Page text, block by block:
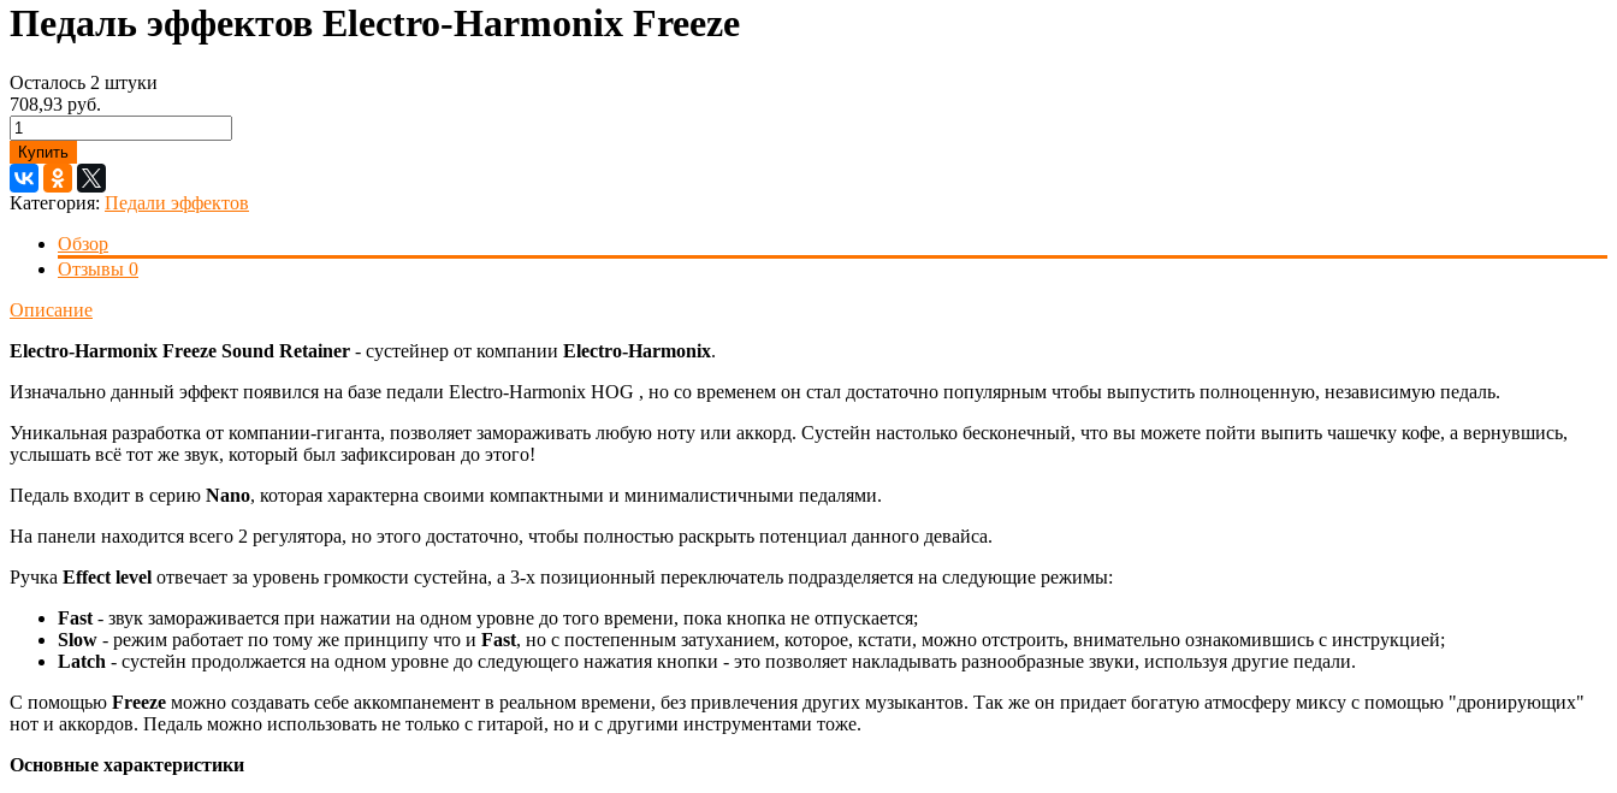
Педаль эффектов Electro-Harmonix Freeze
Осталось 2 штуки
708,93 руб.
Купить
Категория: Педали эффектов
Обзор
Отзывы 0
Описание
Electro-Harmonix Freeze Sound Retainer - сустейнер от компании Electro-Harmonix.
Изначально данный эффект появился на базе педали Electro-Harmonix HOG , но со временем он стал достаточно популярным чтобы выпустить полноценную, независимую педаль.
Уникальная разработка от компании-гиганта, позволяет замораживать любую ноту или аккорд. Сустейн настолько бесконечный, что вы можете пойти выпить чашечку кофе, а вернувшись,
услышать всё тот же звук, который был зафиксирован до этого!
Педаль входит в серию Nano, которая характерна своими компактными и минималистичными педалями.
На панели находится всего 2 регулятора, но этого достаточно, чтобы полностью раскрыть потенциал данного девайса.
Ручка Effect level отвечает за уровень громкости сустейна, а 3-х позиционный переключатель подразделяется на следующие режимы:
Fast - звук замораживается при нажатии на одном уровне до того времени, пока кнопка не отпускается;
Slow - режим работает по тому же принципу что и Fast, но с постепенным затуханием, которое, кстати, можно отстроить, внимательно ознакомившись с инструкцией;
Latch - сустейн продолжается на одном уровне до следующего нажатия кнопки - это позволяет накладывать разнообразные звуки, используя другие педали.
С помощью Freeze можно создавать себе аккомпанемент в реальном времени, без привлечения других музыкантов. Так же он придает богатую атмосферу миксу с помощью "дронирующих"
нот и аккордов. Педаль можно использовать не только с гитарой, но и с другими инструментами тоже.
Основные характеристики